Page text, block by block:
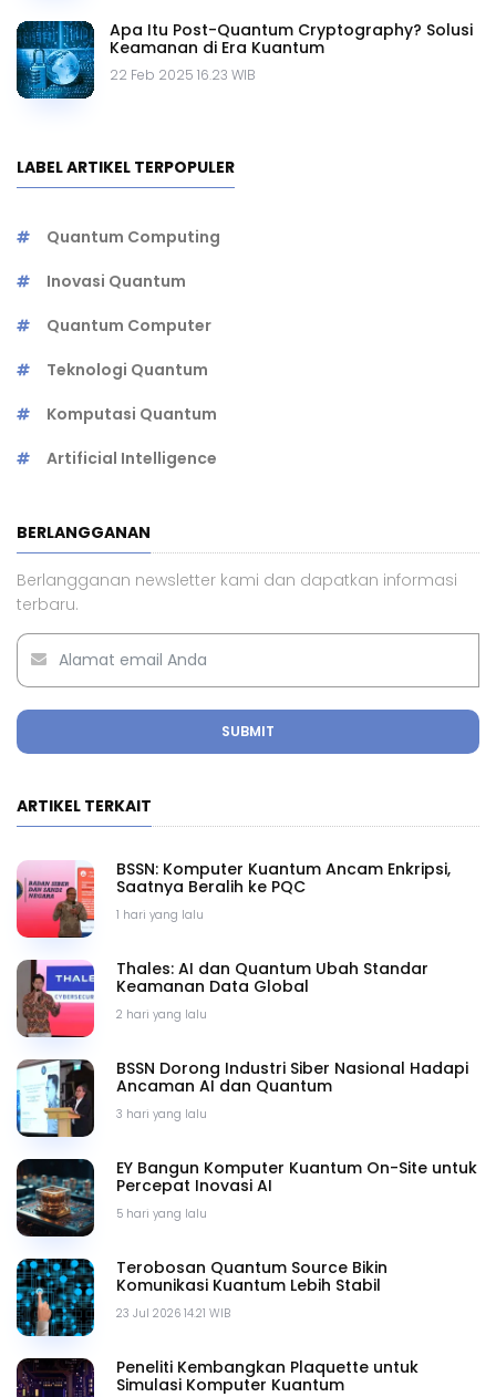
Apa Itu Post-Quantum Cryptography? Solusi
Keamanan di Era Kuantum
22 Feb 2025 16.23 WIB
LABEL ARTIKEL TERPOPULER
Quantum Computing
Inovasi Quantum
Quantum Computer
Teknologi Quantum
Komputasi Quantum
Artificial Intelligence
BERLANGGANAN
Berlangganan newsletter kami dan dapatkan informasi
terbaru.
SUBMIT
ARTIKEL TERKAIT
1 hari yang lalu
BSSN: Komputer Kuantum Ancam Enkripsi,
Saatnya Beralih ke PQC
2 hari yang lalu
Thales: AI dan Quantum Ubah Standar
Keamanan Data Global
3 hari yang lalu
BSSN Dorong Industri Siber Nasional Hadapi
Ancaman AI dan Quantum
5 hari yang lalu
EY Bangun Komputer Kuantum On-Site untuk
Percepat Inovasi AI
23 Jul 2026 14.21 WIB
Terobosan Quantum Source Bikin
Komunikasi Kuantum Lebih Stabil
Peneliti Kembangkan Plaquette untuk
Simulasi Komputer Kuantum